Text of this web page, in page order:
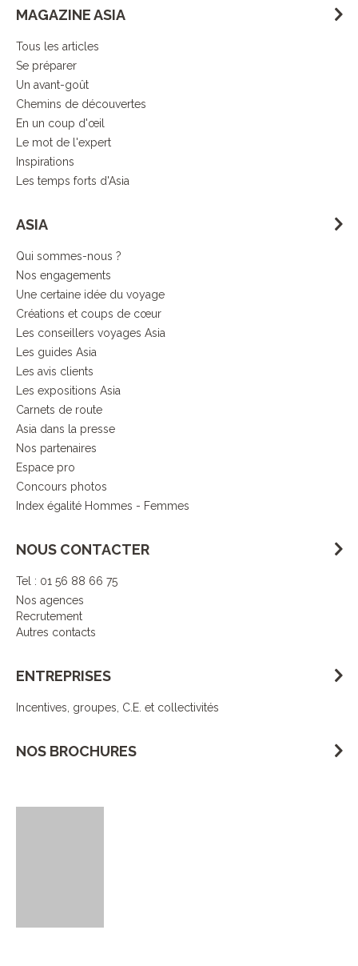
MAGAZINE ASIA
Tous les articles
Se préparer
Un avant-goût
Chemins de découvertes
En un coup d'œil
Le mot de l'expert
Inspirations
Les temps forts d'Asia
ASIA
Qui sommes-nous ?
Nos engagements
Une certaine idée du voyage
Créations et coups de cœur
Les conseillers voyages Asia
Les guides Asia
Les avis clients
Les expositions Asia
Carnets de route
Asia dans la presse
Nos partenaires
Espace pro
Concours photos
Index égalité Hommes - Femmes
NOUS CONTACTER
Tel : 01 56 88 66 75
Nos agences
Recrutement
Autres contacts
ENTREPRISES
Incentives, groupes, C.E. et collectivités
NOS BROCHURES